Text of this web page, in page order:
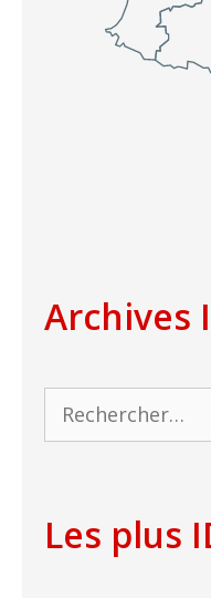
Archives
Rechercher :
Les plus